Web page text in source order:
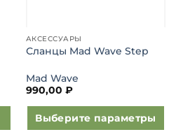
АКСЕССУАРЫ
Сланцы Mad Wave Step
Mad Wave
990,00 ₽
Выберите параметры